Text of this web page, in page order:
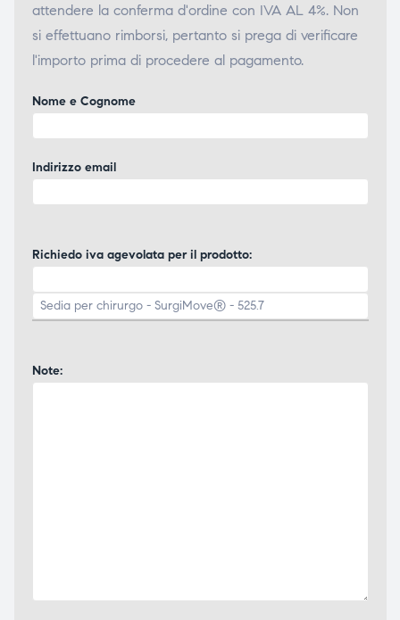
attendere la conferma d'ordine con IVA AL 4%. Non
si effettuano rimborsi, pertanto si prega di verificare
l'importo prima di procedere al pagamento.
Nome e Cognome
Indirizzo email
Richiedo iva agevolata per il prodotto:
Note: